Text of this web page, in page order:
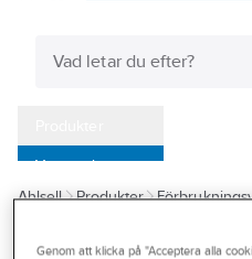
Varumärken
Kampanjer
Outlet
Ahlsell Produkter
Genom att klicka på "Acceptera alla